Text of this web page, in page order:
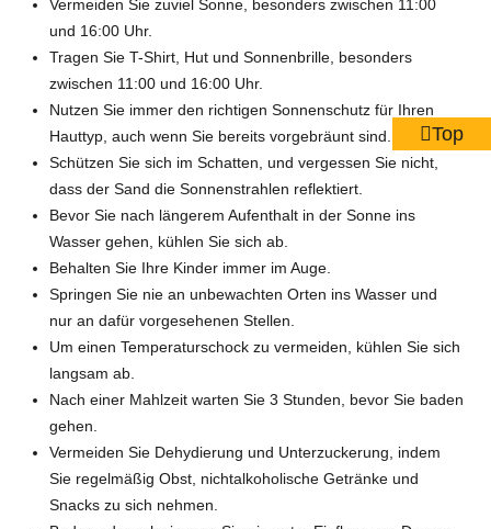
Vermeiden Sie zuviel Sonne, besonders zwischen 11:00
und 16:00 Uhr.
Tragen Sie T-Shirt, Hut und Sonnenbrille, besonders
zwischen 11:00 und 16:00 Uhr.
Nutzen Sie immer den richtigen Sonnenschutz für Ihren
Hauttyp, auch wenn Sie bereits vorgebräunt sind.
Schützen Sie sich im Schatten, und vergessen Sie nicht,
dass der Sand die Sonnenstrahlen reflektiert.
Bevor Sie nach längerem Aufenthalt in der Sonne ins
Wasser gehen, kühlen Sie sich ab.
Behalten Sie Ihre Kinder immer im Auge.
Springen Sie nie an unbewachten Orten ins Wasser und
nur an dafür vorgesehenen Stellen.
Um einen Temperaturschock zu vermeiden, kühlen Sie sich
langsam ab.
Nach einer Mahlzeit warten Sie 3 Stunden, bevor Sie baden
gehen.
Vermeiden Sie Dehydierung und Unterzuckerung, indem
Sie regelmäßig Obst, nichtalkoholische Getränke und
Snacks zu sich nehmen.
Top